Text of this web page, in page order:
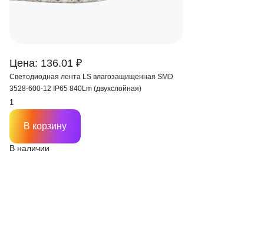
Цена: 136.01 ₽
Светодиодная лента LS влагозащищенная SMD
3528-600-12 IP65 840Lm (двухслойная)
В наличии
В корзину